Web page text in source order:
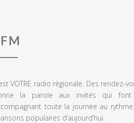
VOTRE radio régionale. Des
la parole aux invités qui font
toute la journée au
populaires d’aujourd’hui.